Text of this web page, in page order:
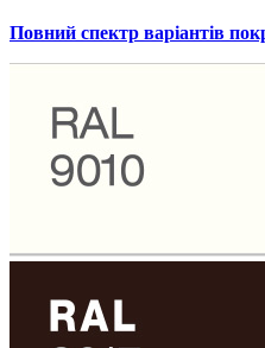
Повний спектр варіантів